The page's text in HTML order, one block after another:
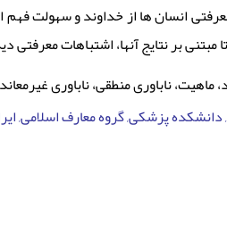
انسان ها از خداوند و سهولت
مبتنی بر نتایج آنها، اشتباهات
ناباوری منطقی، ناباوری
پزشکی, گروه معارف اسلامی,